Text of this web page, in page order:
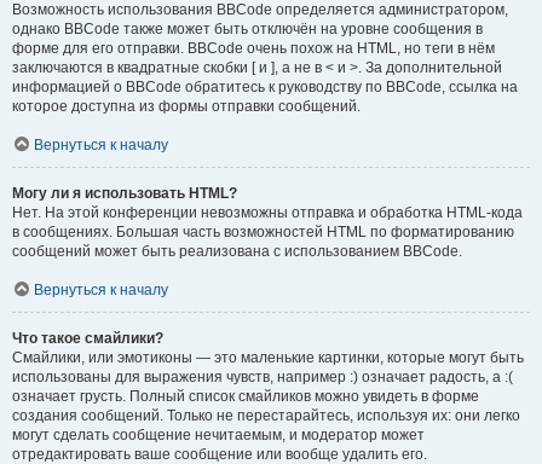
Возможность использования BBCode определяется администратором,
однако BBCode также может быть отключён на уровне сообщения в
форме для его отправки. BBCode очень похож на HTML, но теги в нём
заключаются в квадратные скобки [ и ], а не в < и >. За дополнительной
информацией о BBCode обратитесь к руководству по BBCode, ссылка на
которое доступна из формы отправки сообщений.
Вернуться к началу
Могу ли я использовать HTML?
Нет. На этой конференции невозможны отправка и обработка HTML-кода
в сообщениях. Большая часть возможностей HTML по форматированию
сообщений может быть реализована с использованием BBCode.
Вернуться к началу
Что такое смайлики?
Смайлики, или эмотиконы — это маленькие картинки, которые могут быть
использованы для выражения чувств, например :) означает радость, а :(
означает грусть. Полный список смайликов можно увидеть в форме
создания сообщений. Только не перестарайтесь, используя их: они легко
могут сделать сообщение нечитаемым, и модератор может
отредактировать ваше сообщение или вообще удалить его.